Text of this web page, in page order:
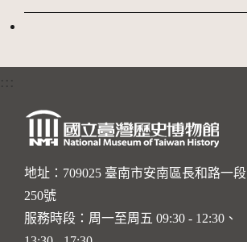
:::
地址：709025 臺南市安南區長和路一段
250號
服務時段：周一至周五 09:30 - 12:30、